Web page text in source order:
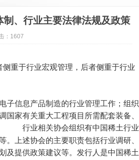
、行业主要法律法规及政策
： 1607
重于行业宏观管理，后者侧重于行业
信息产品制造的行业管理工作；组织
国家有关重大工程项目所需配套装备、
行业相关协会组织有中国稀土行业
上述协会的主要职责包括行业调研、
及提供政策建议等。发行人是中国稀土